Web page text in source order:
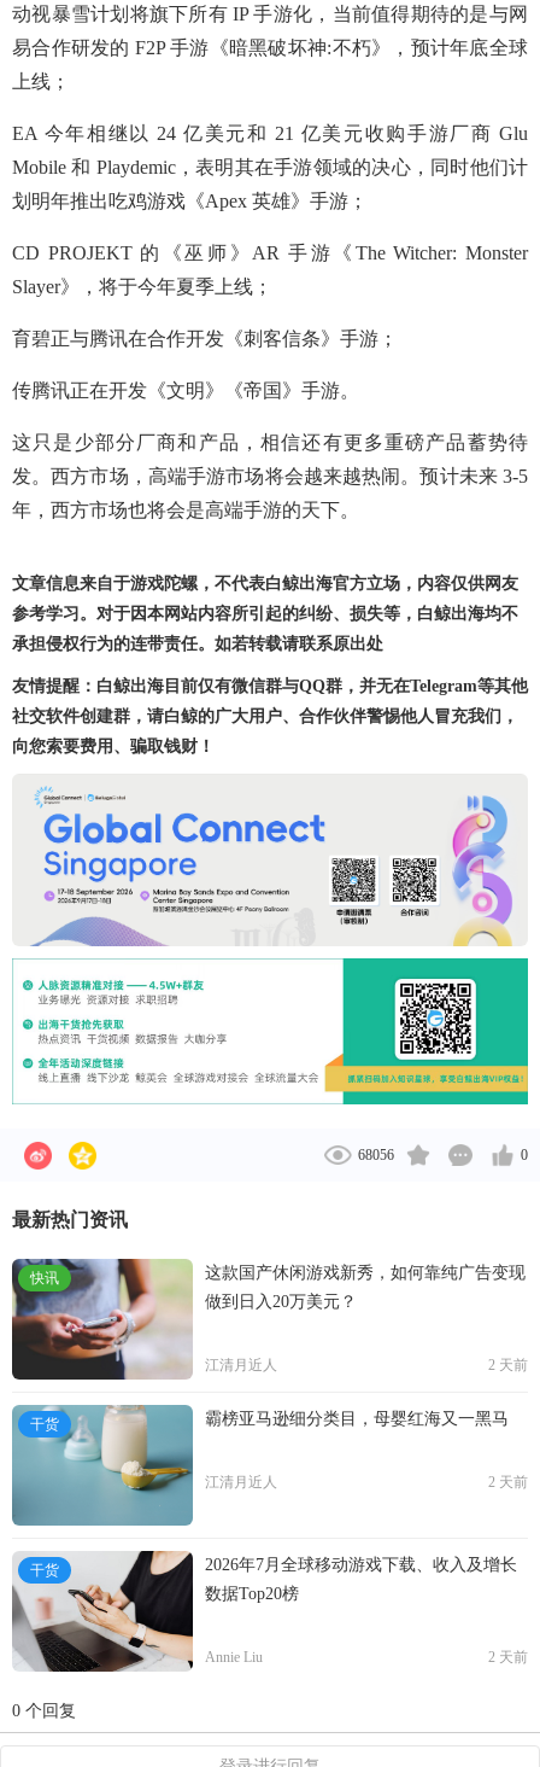
动视暴雪计划将旗下所有 IP 手游化，当前值得期待的是与网
易合作研发的 F2P 手游《暗黑破坏神:不朽》，预计年底全球
上线；
EA 今年相继以 24 亿美元和 21 亿美元收购手游厂商 Glu
Mobile 和 Playdemic，表明其在手游领域的决心，同时他们计
划明年推出吃鸡游戏《Apex 英雄》手游；
CD PROJEKT 的《巫师》AR 手游《The Witcher: Monster
Slayer》，将于今年夏季上线；
育碧正与腾讯在合作开发《刺客信条》手游；
传腾讯正在开发《文明》《帝国》手游。
这只是少部分厂商和产品，相信还有更多重磅产品蓄势待
发。西方市场，高端手游市场将会越来越热闹。预计未来 3-5
年，西方市场也将会是高端手游的天下。
文章信息来自于游戏陀螺，不代表白鲸出海官方立场，内容仅供网友
参考学习。对于因本网站内容所引起的纠纷、损失等，白鲸出海均不
承担侵权行为的连带责任。如若转载请联系原出处
友情提醒：白鲸出海目前仅有微信群与QQ群，并无在Telegram等其他
社交软件创建群，请白鲸的广大用户、合作伙伴警惕他人冒充我们，
向您索要费用、骗取钱财！
68056 0
最新热门资讯
快讯
这款国产休闲游戏新秀，如何靠纯广告变现
做到日入20万美元？
江清月近人 2 天前
干货 霸榜亚马逊细分类目，母婴红海又一黑马
江清月近人 2 天前
干货
2026年7月全球移动游戏下载、收入及增长
数据Top20榜
Annie Liu 2 天前
0 个回复